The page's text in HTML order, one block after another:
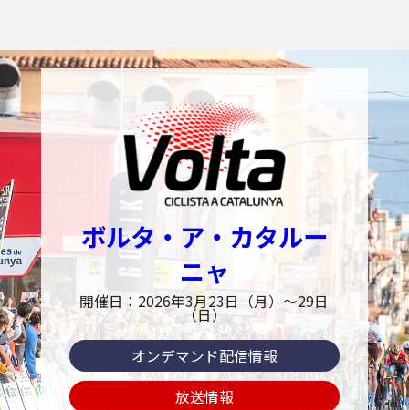
ボルタ・ア・カタルー
ニャ
開催日：2026年3月23日（月）〜29日
（日）
オンデマンド配信情報
放送情報